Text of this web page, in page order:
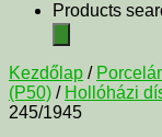
Products
Kezdőlap /
(P50) / Hollóházi
245/1945